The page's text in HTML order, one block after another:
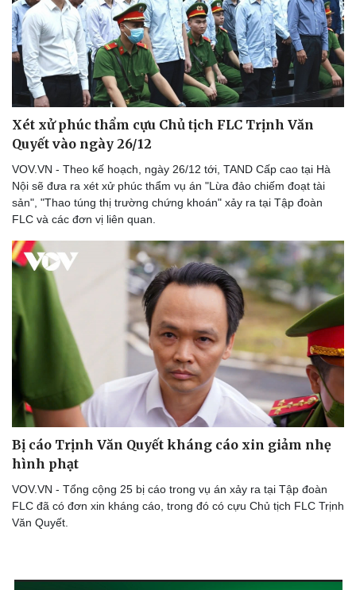
Xét xử phúc thẩm cựu Chủ tịch FLC Trịnh Văn
Quyết vào ngày 26/12
VOV.VN - Theo kế hoạch, ngày 26/12 tới, TAND Cấp cao tại Hà
Nội sẽ đưa ra xét xử phúc thẩm vụ án "Lừa đảo chiếm đoạt tài
sản", "Thao túng thị trường chứng khoán" xảy ra tại Tập đoàn
FLC và các đơn vị liên quan.
Bị cáo Trịnh Văn Quyết kháng cáo xin giảm nhẹ
hình phạt
VOV.VN - Tổng cộng 25 bị cáo trong vụ án xảy ra tại Tập đoàn
FLC đã có đơn xin kháng cáo, trong đó có cựu Chủ tịch FLC Trịnh
Văn Quyết.